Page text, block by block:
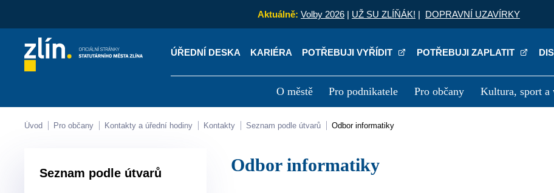
Aktuálně: Volby 2026 | UŽ SU ZLÍŇÁK! | DOPRAVNÍ UZAVÍRKY
ÚŘEDNÍ DESKA KARIÉRA POTŘEBUJI VYŘÍDIT POTŘEBUJI ZAPLATIT
O městě Pro podnikatele Pro občany Kultura, sport a
Kontakty Úřední deska
Úvod Pro občany Kontakty a úřední hodiny Kontakty Seznam podle útvarů Odbor informatiky
Seznam podle útvarů Odbor informatiky